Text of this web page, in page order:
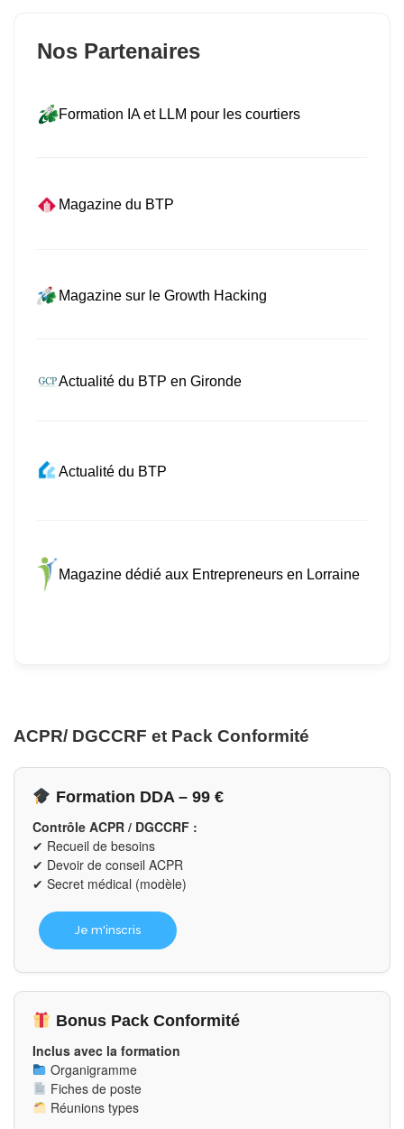
Nos Partenaires
Formation IA et LLM pour les courtiers
Magazine du BTP
Magazine sur le Growth Hacking
Actualité du BTP en Gironde
Actualité du BTP
Magazine dédié aux Entrepreneurs en Lorraine
ACPR/ DGCCRF et Pack Conformité
Formation DDA – 99 €
Contrôle ACPR / DGCCRF :
✔ Recueil de besoins
✔ Devoir de conseil ACPR
✔ Secret médical (modèle)
Je m'inscris
Bonus Pack Conformité
Inclus avec la formation
Organigramme
Fiches de poste
Réunions types